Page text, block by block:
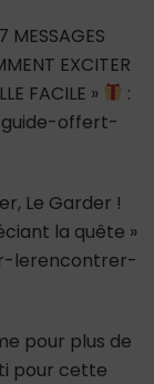
MESSAGES
EXCITER
FACILE »
:
offert-
Le Garder !
la quête »
lerencontrer-
pour plus de
pour cette